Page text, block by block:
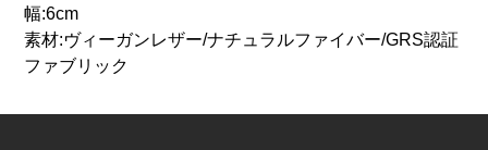
幅:6cm
素材:ヴィーガンレザー/ナチュラルファイバー/GRS認証
ファブリック